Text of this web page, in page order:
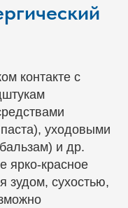
контакте с
уходовыми
и др.
ярко-красное
зудом, сухостью,